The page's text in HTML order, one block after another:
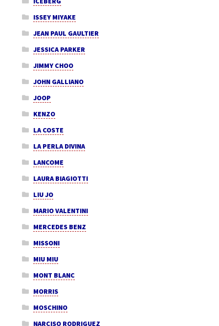
ISSEY MIYAKE
JEAN PAUL GAULTIER
JESSICA PARKER
JIMMY CHOO
JOHN GALLIANO
JOOP
KENZO
LA COSTE
LA PERLA DIVINA
LANCOME
LAURA BIAGIOTTI
LIU JO
MARIO VALENTINI
MERCEDES BENZ
MISSONI
MIU MIU
MONT BLANC
MORRIS
MOSCHINO
NARCISO RODRIGUEZ